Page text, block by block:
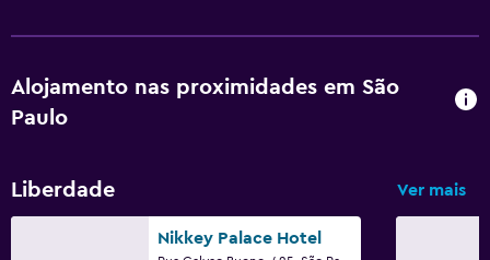
Sauna
Área de trabalho
Alojamento nas proximidades em São
Paulo
Liberdade Ver mais
Nikkey Palace Hotel